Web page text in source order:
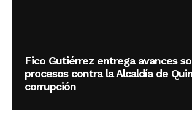
Fico Gutiérrez entrega avances
procesos contra la Alcaldía de
corrupción